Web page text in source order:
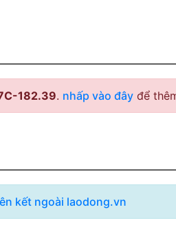
182.39. nhấp vào đây để
kết ngoài laodong.vn